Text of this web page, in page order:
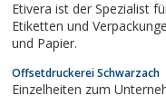
Etivera ist der Spezialist für
Etiketten und Verpackungen aus Glas,
und Papier.
Offsetdruckerei Schwarzach